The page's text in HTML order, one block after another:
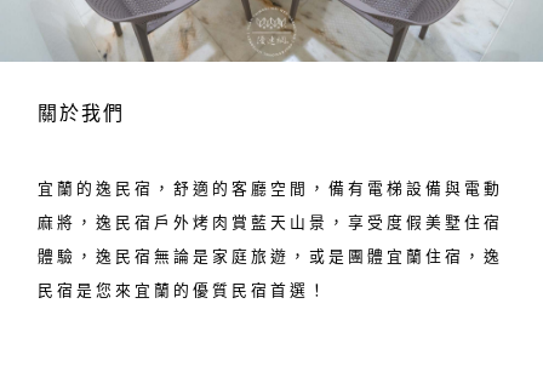
關於我們
宜蘭的逸民宿，舒適的客廳空間，備有電梯設備與電動
麻將，逸民宿戶外烤肉賞藍天山景，享受度假美墅住宿
體驗，逸民宿無論是家庭旅遊，或是團體宜蘭住宿，逸
民宿是您來宜蘭的優質民宿首選！